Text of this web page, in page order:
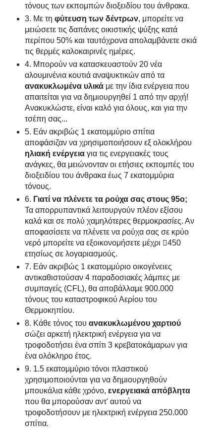
τόνους των εκπομπών διοξειδίου του άνθρακα.
3. Με τη φύτευση των δέντρων, μπορείτε να
μειώσετε τις δαπάνες οικιστικής ψύξης κατά
περίπου 50% και ταυτόχρονα απολαμβάνετε σκιά
τις θερμές καλοκαιρινές ημέρες.
4. Μπορούν να κατασκευαστούν 20 νέα
αλουμινένια κουτιά αναψυκτικών από τα
ανακυκλωμένα υλικάμε την ίδια ενέργεια που
απαιτείται για να δημιουργηθεί 1 από την αρχή!
Ανακυκλώστε, είναι καλό για όλους, και για την
τσέπη σας...
5. Εάν ακριβώς 1 εκατομμύριο σπίτια
αποφάσιζαν να χρησιμοποιήσουν εξ ολοκλήρου
ηλιακή ενέργειαγια τις ενεργειακές τους
ανάγκες, θα μειώνονταν οι ετήσιες εκπομπές του
διοξειδίου του άνθρακα έως 7 εκατομμύρια
τόνους.
6. Γιατί να πλένετε τα ρούχα σας στους 95ο;
Τα απορρυπαντικά λειτουργούν πλέον εξίσου
καλά και σε πολύ χαμηλότερες θερμοκρασίες. Αν
αποφασίσετε να πλένετε να ρούχα σας σε κρύο
νερό μπορείτε να εξοικονομήσετε μέχρι 450
ετησίως σε λογαριασμούς.
7. Εάν ακριβώς 1 εκατομμύριο οικογένειες
αντικαθιστούσαν 4 παραδοσιακές λάμπες με
συμπαγείς (CFL), θα αποβάλλαμε 900.000
τόνους του καταστροφικού Αερίου του
Θερμοκηπίου.
8. Κάθε τόνος του ανακυκλωμένου χαρτιού
σώζει αρκετή ηλεκτρική ενέργεια για να
τροφοδοτήσει ένα σπίτι 3 κρεβατοκάμαρων για
ένα ολόκληρο έτος.
9. 1.5 εκατομμύριο τόνοι πλαστικού
χρησιμοποιούνται για να δημιουργηθούν
μπουκάλια κάθε χρόνο, ενεργειακά απόβλητα
που θα μπορούσαν αντ' αυτού να
τροφοδοτήσουν με ηλεκτρική ενέργεια 250.000
σπίτια.